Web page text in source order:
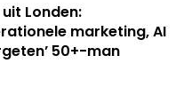
Londen:
marketing, AI
50+-man